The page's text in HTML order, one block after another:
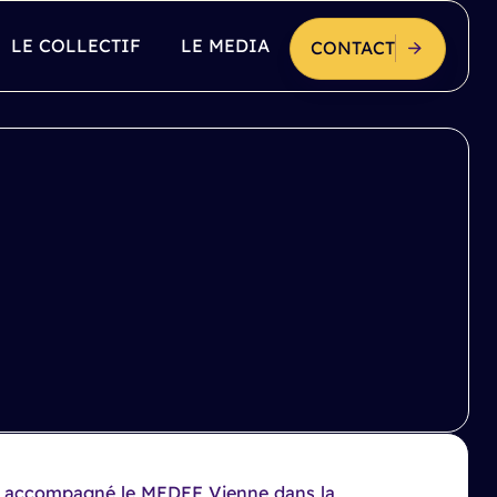
LE COLLECTIF LE MEDIA CONTACT